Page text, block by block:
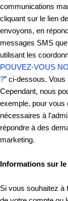
communications
cliquant sur le lien
envoyons, en
messages SMS
utilisant les
POUVEZ-VOUS
?” ci-dessous.
Cependant, nous
exemple, pour vous
nécessaires à
répondre à des
marketing.
Informations sur
Si vous souhaitez à